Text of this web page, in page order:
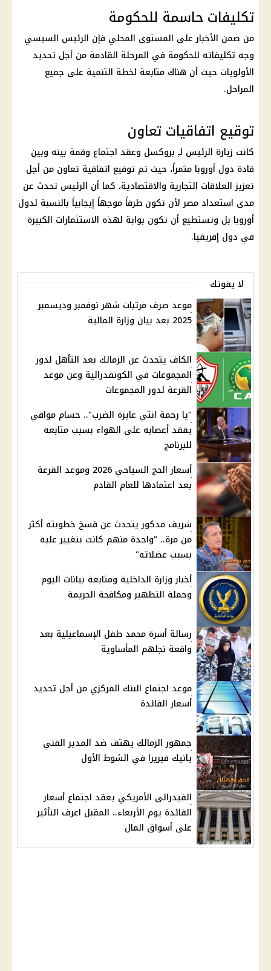
تكليفات حاسمة للحكومة
من ضمن الأخبار على المستوى المحلي فإن الرئيس السيسي
وجه تكليفاته للحكومة في المرحلة القادمة من أجل تحديد
الأولويات حيث أن هناك متابعة لخطة التنمية على جميع
المراحل.
توقيع اتفاقيات تعاون
كانت زيارة الرئيس لـِ بروكسل وعقد اجتماع وقمة بينه وبين
قادة دول أوروبا مثمراً، حيث تم توقيع اتفاقية تعاون من أجل
تعزيز العلاقات التجارية والاقتصادية، كما أن الرئيس تحدث عن
مدى استعداد مصر لأن تكون طرفاً موجهاً إيجابياً بالنسبة لدول
أوروبا بل وتستطيع أن تكون بوابة لهذه الاستثمارات الكبيرة
في دول إفريقيا.
لا يفوتك
موعد صرف مرتبات شهر نوفمبر وديسمبر
2025 بعد بيان وزارة المالية
الكاف يتحدث عن الزمالك بعد التأهل لدور
المجموعات في الكونفدرالية وعن موعد
القرعة لدور المجموعات
"يا رحمة انتي عايزة الضرب".. حسام موافي
يفقد أعصابه على الهواء بسبب متابعه
للبرنامج
أسعار الحج السياحي 2026 وموعد القرعة
بعد اعتمادها للعام القادم
شريف مدكور يتحدث عن فسخ خطوبته أكثر
من مرة.. "واحدة منهم كانت بتغيير عليه
بسبب عضلاته"
أخبار وزارة الداخلية ومتابعة بيانات اليوم
وحملة التطهير ومكافحة الجريمة
رسالة أسرة محمد طفل الإسماعيلية بعد
واقعة نجلهم المأساوية
موعد اجتماع البنك المركزي من أجل تحديد
أسعار الفائدة
جمهور الزمالك يهتف ضد المدير الفني
يانيك فيريرا في الشوط الأول
الفيدرالى الأمريكي يعقد اجتماع أسعار
الفائدة يوم الأربعاء.. المقبل اعرف التأثير
على أسواق المال